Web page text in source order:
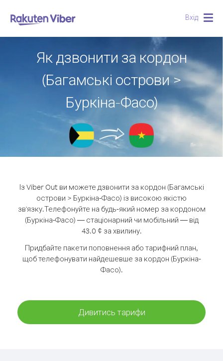
Вхід
Як дзвонити за кордон
(Багамські острови >
Буркіна-Фасо)
Із Viber Out ви можете дзвонити за кордон (Багамські
острови > Буркіна-Фасо) із високою якістю
зв'язку.Телефонуйте на будь-який номер за кордоном
(Буркіна-Фасо) — стаціонарний чи мобільний — від
43.0 ¢ за хвилину.
Придбайте пакети поповнення або тарифний план,
щоб телефонувати найдешевше за кордон (Буркіна-
Фасо).
Дивитись тарифи